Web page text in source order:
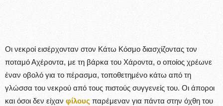
Οι νεκροί εισέρχονταν στον Κάτω Κόσμο διασχίζοντας τον
ποταμό Αχέροντα, με τη βάρκα του Χάροντα, ο οποίος χρέωνε
έναν οβολό για το πέρασμα, τοποθετημένο κάτω από τη
γλώσσα του νεκρού από τους πιστούς συγγενείς του. Οι άποροι
και όσοι δεν είχαν φίλους παρέμεναν για πάντα στην όχθη του